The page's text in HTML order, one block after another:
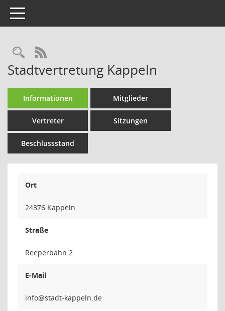
Toggle navigation
Rechercheauswahl
RSS-Feed
Stadtvertretung Kappeln
Informationen Mitglieder
Vertreter Sitzungen
Beschlussstand
Ort
24376 Kappeln
Straße
Reeperbahn 2
E-Mail